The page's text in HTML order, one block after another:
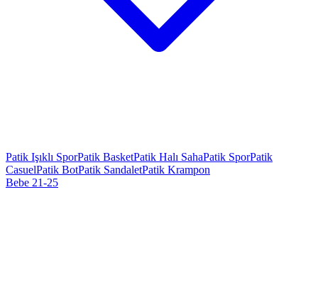
Patik Işıklı SporPatik BasketPatik Halı SahaPatik SporPatik
CasuelPatik BotPatik SandaletPatik Krampon
Bebe 21-25